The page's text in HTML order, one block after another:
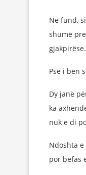
Në fund,
shumë
gjakpirëse.
Pse i bën
Dy janë
ka
nuk e di
Ndoshta
por befas